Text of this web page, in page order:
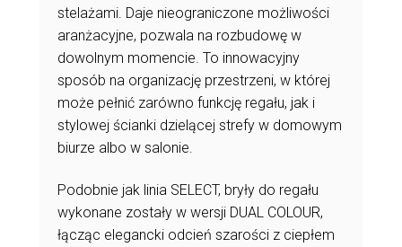
stelażami. Daje nieograniczone możliwości
aranżacyjne, pozwala na rozbudowę w
dowolnym momencie. To innowacyjny
sposób na organizację przestrzeni, w której
może pełnić zarówno funkcję regału, jak i
stylowej ścianki dzielącej strefy w domowym
biurze albo w salonie.
Podobnie jak linia SELECT, bryły do regału
wykonane zostały w wersji DUAL COLOUR,
łącząc elegancki odcień szarości z ciepłem